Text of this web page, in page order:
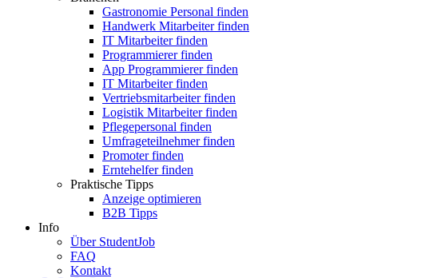
Gastronomie Personal finden
Handwerk Mitarbeiter finden
IT Mitarbeiter finden
Programmierer finden
App Programmierer finden
IT Mitarbeiter finden
Vertriebsmitarbeiter finden
Logistik Mitarbeiter finden
Pflegepersonal finden
Umfrageteilnehmer finden
Promoter finden
Erntehelfer finden
Praktische Tipps
Anzeige optimieren
B2B Tipps
Info
Über StudentJob
FAQ
Kontakt